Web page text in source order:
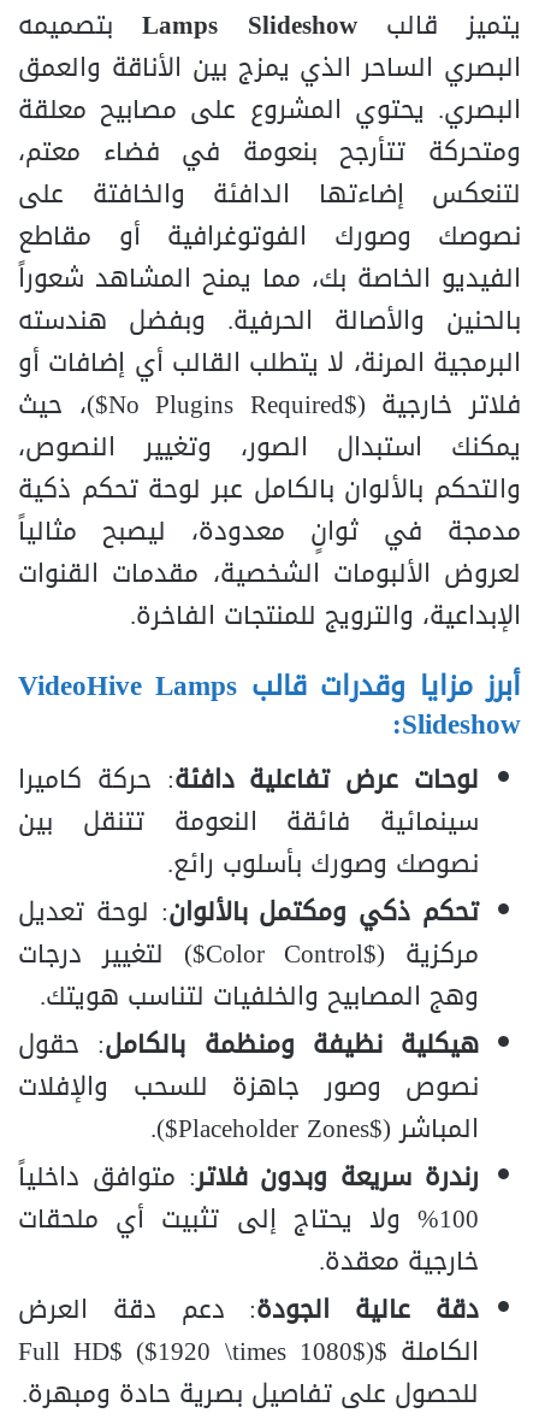
يتميز قالبLamps Slideshowبتصميمه
البصري الساحر الذي يمزج بين الأناقة والعمق
البصري. يحتوي المشروع على مصابيح معلقة
ومتحركة تتأرجح بنعومة في فضاء معتم،
لتنعكس إضاءتها الدافئة والخافتة على
نصوصك وصورك الفوتوغرافية أو مقاطع
الفيديو الخاصة بك، مما يمنح المشاهد شعوراً
بالحنين والأصالة الحرفية. وبفضل هندسته
البرمجية المرنة، لا يتطلب القالب أي إضافات أو
فلاتر خارجية ($No Plugins Required$
)، حيث
يمكنك استبدال الصور، وتغيير النصوص،
والتحكم بالألوان بالكامل عبر لوحة تحكم ذكية
مدمجة في ثوانٍ معدودة، ليصبح مثالياً
لعروض الألبومات الشخصية، مقدمات القنوات
الإبداعية، والترويج للمنتجات الفاخرة.
أبرز مزايا وقدرات قالب VideoHive Lamps
Slideshow:
لوحات عرض تفاعلية دافئة: حركة كاميرا
سينمائية فائقة النعومة تتنقل بين
نصوصك وصورك بأسلوب رائع.
تحكم ذكي ومكتمل بالألوان: لوحة تعديل
مركزية ($Color Control$
) لتغيير درجات
وهج المصابيح والخلفيات لتناسب هويتك.
هيكلية نظيفة ومنظمة بالكامل: حقول
نصوص وصور جاهزة للسحب والإفلات
المباشر ($Placeholder Zones$
).
رندرة سريعة وبدون فلاتر: متوافق داخلياً
100% ولا يحتاج إلى تثبيت أي ملحقات
خارجية معقدة.
دقة عالية الجودة: دعم دقة العرض
الكاملة $Full HD$
($1920 \times 1080$)
للحصول على تفاصيل بصرية حادة ومبهرة.